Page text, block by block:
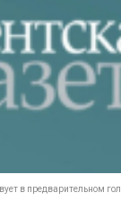
в предварительном